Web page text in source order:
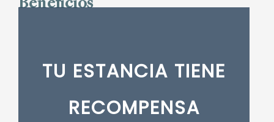
Beneficios
TU ESTANCIA TIENE
RECOMPENSA